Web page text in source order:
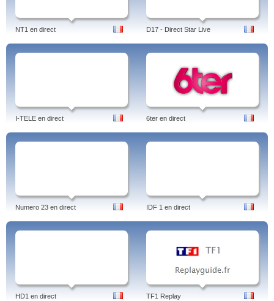
NT1 en direct D17 - Direct Star Live
I-TELE en direct 6ter en direct
Numero 23 en direct IDF 1 en direct
HD1 en direct TF1 Replay